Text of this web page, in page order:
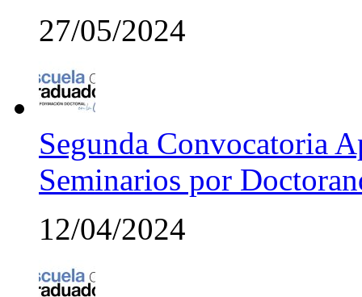
27/05/2024
Segunda Convocatoria
Seminarios por
12/04/2024